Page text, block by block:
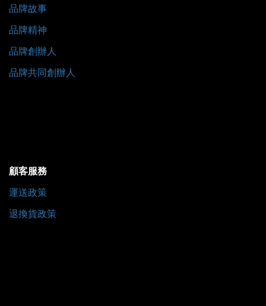
品牌故事
品牌精神
品牌創辦人
品牌共同創辦人
顧客服務
運送政策
退換貨政策